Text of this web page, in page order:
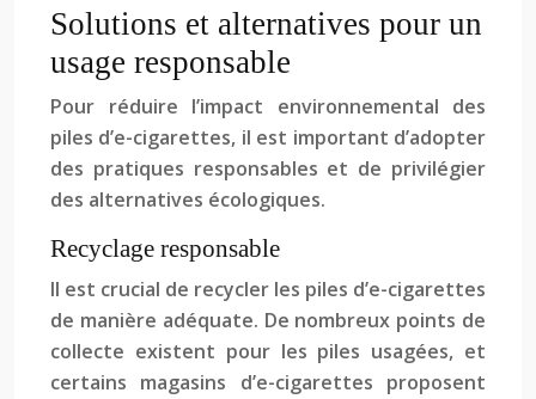
Solutions et alternatives pour un
usage responsable
Pour réduire l’impact environnemental des
piles d’e-cigarettes, il est important d’adopter
des pratiques responsables et de privilégier
des alternatives écologiques.
Recyclage responsable
Il est crucial de recycler les piles d’e-cigarettes
de manière adéquate. De nombreux points de
collecte existent pour les piles usagées, et
certains magasins d’e-cigarettes proposent